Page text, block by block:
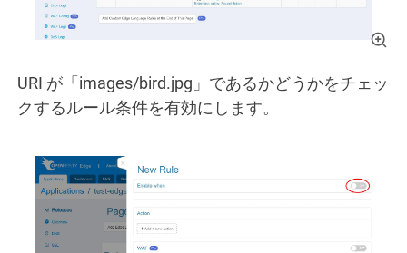
URI が「images/bird.jpg」であるかどうかをチェッ
クするルール条件を有効にします。